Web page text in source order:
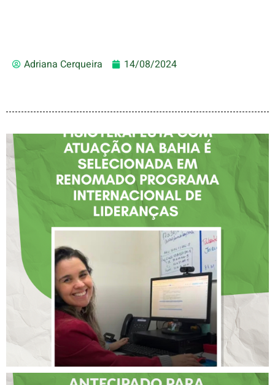
Adriana Cerqueira 14/08/2024
FISIOTERAPEUTA COM
ATUAÇÃO NA BAHIA É
SELECIONADA EM
RENOMADO PROGRAMA
INTERNACIONAL DE
LIDERANÇAS